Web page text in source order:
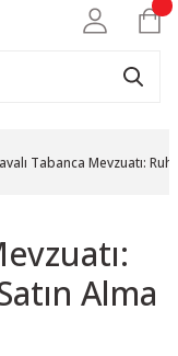
Tabanca Mevzuatı:
Alma